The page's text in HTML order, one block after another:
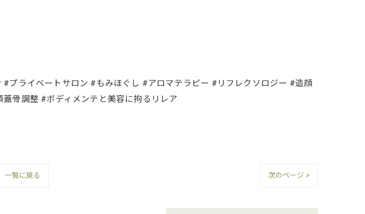
プライベートサロン #もみほぐし #アロマテラピー #リフレクソロジー #造顔
骨調整 #ボディメンテと美容に拘るリレア
一覧に戻る 次のページ >